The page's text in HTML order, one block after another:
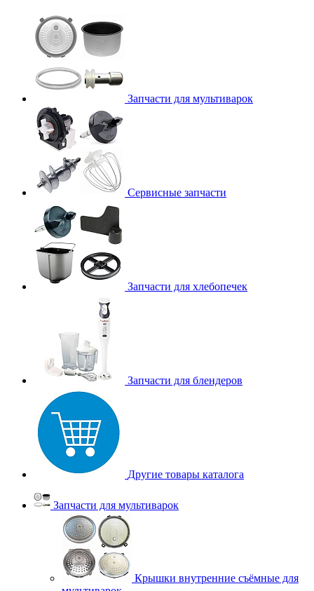
Запчасти для мультиварок
Сервисные запчасти
Запчасти для хлебопечек
Запчасти для блендеров
Другие товары каталога
Запчасти для мультиварок
Крышки внутренние съёмные для